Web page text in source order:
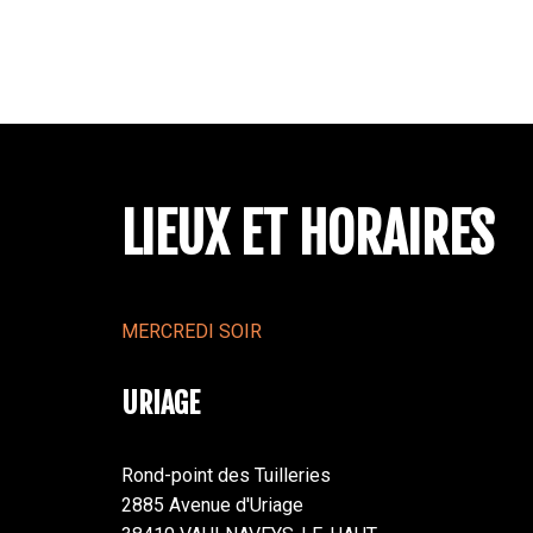
LIEUX ET HORAIRES
MERCREDI SOIR
URIAGE
Rond-point des Tuilleries
2885 Avenue d'Uriage